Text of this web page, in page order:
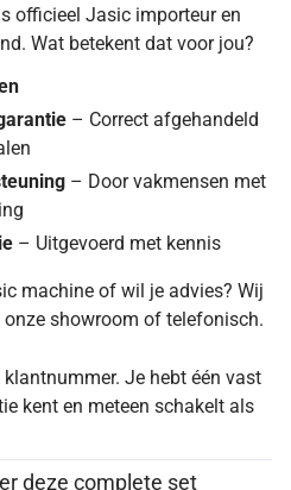
officieel Jasic importeur en
Wat betekent dat voor jou?
– Correct afgehandeld
– Door vakmensen met
– Uitgevoerd met kennis
machine of wil je advies? Wij
showroom of telefonisch.
Je hebt één vast
kent en meteen schakelt als
deze complete set